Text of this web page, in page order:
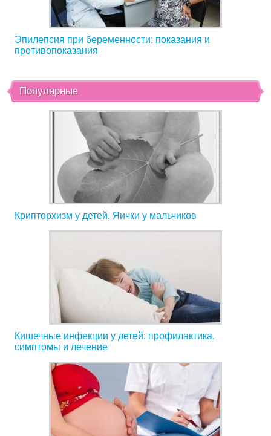
Эпилепсия при беременности: показания и
противопоказания
Популярные
Крипторхизм у детей. Яички у мальчиков
Кишечные инфекции у детей: профилактика,
симптомы и лечение